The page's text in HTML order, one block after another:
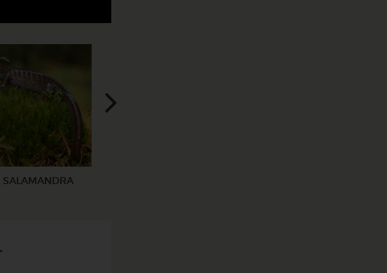
SALAMANDRA
.